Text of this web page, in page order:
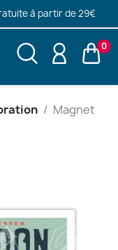
à partir de 29€
0
Magnet